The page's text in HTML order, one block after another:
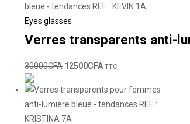
Eyes glasses
Verres transparents anti-
30000CFA 12500CFA TTC